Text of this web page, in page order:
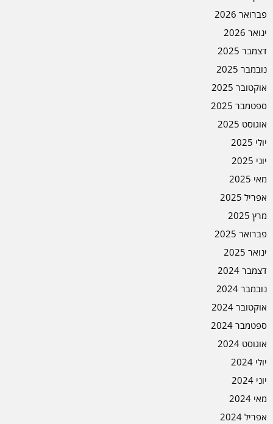
פברואר 2026
ינואר 2026
דצמבר 2025
נובמבר 2025
אוקטובר 2025
ספטמבר 2025
אוגוסט 2025
יולי 2025
יוני 2025
מאי 2025
אפריל 2025
מרץ 2025
פברואר 2025
ינואר 2025
דצמבר 2024
נובמבר 2024
אוקטובר 2024
ספטמבר 2024
אוגוסט 2024
יולי 2024
יוני 2024
מאי 2024
אפריל 2024